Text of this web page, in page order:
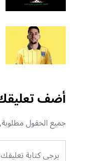
أضف
جميع الحقول